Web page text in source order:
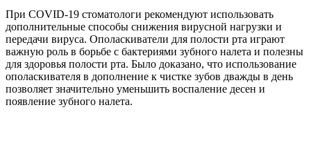
При COVID-19 стоматологи рекомендуют использовать
дополнительные способы снижения вирусной нагрузки и
передачи вируса. Ополаскиватели для полости рта играют
важную роль в борьбе с бактериями зубного налета и полезны
для здоровья полости рта. Было доказано, что использование
ополаскивателя в дополнение к чистке зубов дважды в день
позволяет значительно уменьшить воспаление десен и
появление зубного налета.